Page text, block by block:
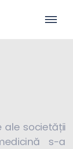
societății
s-a